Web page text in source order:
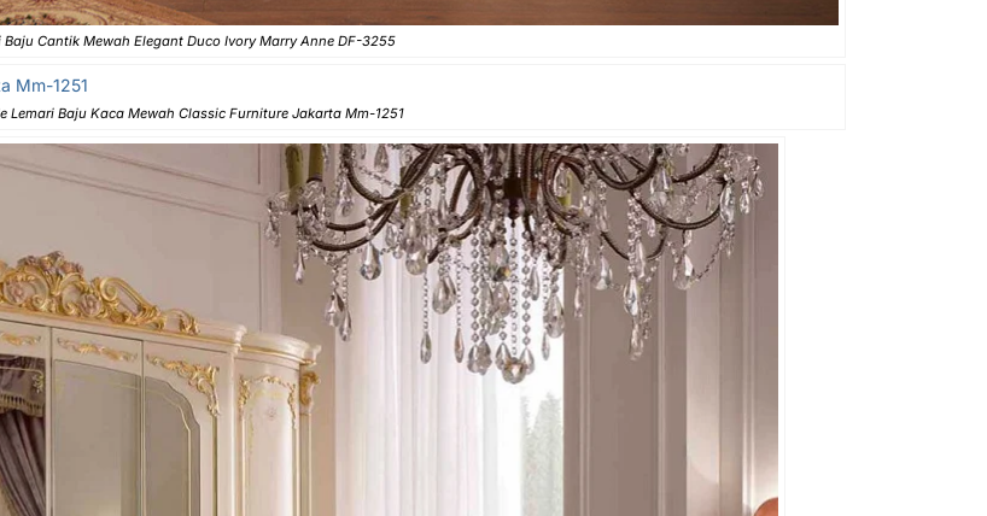
Baju Cantik Mewah Elegant Duco Ivory Marry Anne DF-3255
Lemari Baju Kaca Mewah Classic Furniture Jakarta Mm-1251